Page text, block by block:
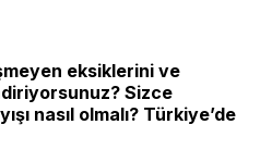
eksiklerini ve
Sizce
nasıl olmalı? Türkiye’de